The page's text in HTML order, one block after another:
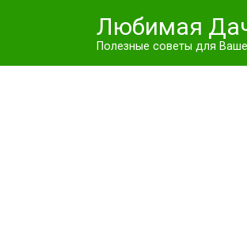
Любимая
Полезные советы для